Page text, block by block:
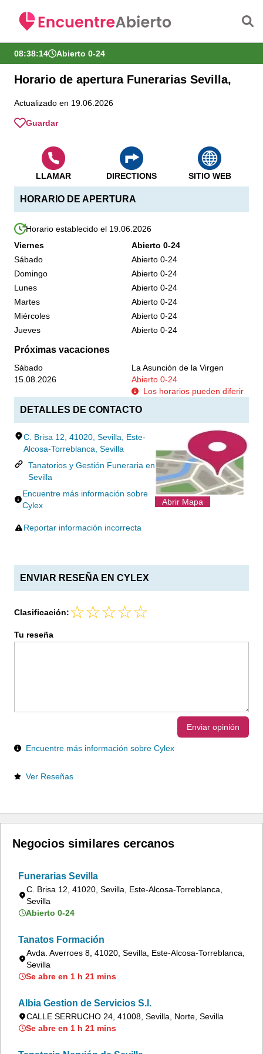
08:38:15 Abierto 0-24
Horario de apertura Funerarias Sevilla,
Actualizado en 19.06.2026
Guardar
HORARIO DE APERTURA
Horario establecido el 19.06.2026
Viernes
Abierto 0-24
Sábado
Abierto 0-24
Domingo
Abierto 0-24
Lunes
Abierto 0-24
Martes
Abierto 0-24
Miércoles
Abierto 0-24
Jueves
Abierto 0-24
Próximas vacaciones
Sábado
La Asunción de la Virgen
15.08.2026
Abierto 0-24
Los horarios pueden diferir
DETALLES DE CONTACTO
C. Brisa 12, 41020, Sevilla, Este-
Alcosa-Torreblanca, Sevilla
Tanatorios y Gestión Funeraria en
Sevilla
Encuentre más información sobre
Cylex
Reportar información incorrecta
Abrir Mapa
LLAMAR DIRECTIONS SITIO WEB
ENVIAR RESEÑA EN CYLEX
Clasificación:
Tu reseña
Enviar opinión
Encuentre más información sobre Cylex
Ver Reseñas
Negocios similares cercanos
Funerarias Sevilla
C. Brisa 12, 41020, Sevilla, Este-Alcosa-Torreblanca,
Sevilla
Abierto 0-24
Tanatos Formación
Avda. Averroes 8, 41020, Sevilla, Este-Alcosa-Torreblanca,
Sevilla
Se abre en 1 h 21 mins
Albia Gestion de Servicios S.l.
CALLE SERRUCHO 24, 41008, Sevilla, Norte, Sevilla
Se abre en 1 h 21 mins